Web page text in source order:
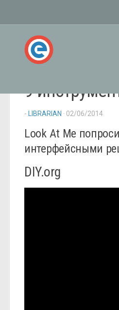
9
- LIBRARIAN · 02/06/2014
Look At Me
интерфейсными
DIY.org